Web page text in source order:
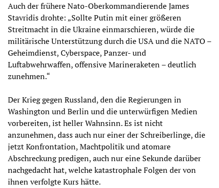
Auch der frühere Nato-Oberkommandierende James
Stavridis drohte: „Sollte Putin mit einer größeren
Streitmacht in die Ukraine einmarschieren, würde die
militärische Unterstützung durch die USA und die NATO –
Geheimdienst, Cyberspace, Panzer- und
Luftabwehrwaffen, offensive Marineraketen – deutlich
zunehmen.“
Der Krieg gegen Russland, den die Regierungen in
Washington und Berlin und die unterwürfigen Medien
vorbereiten, ist heller Wahnsinn. Es ist nicht
anzunehmen, dass auch nur einer der Schreiberlinge, die
jetzt Konfrontation, Machtpolitik und atomare
Abschreckung predigen, auch nur eine Sekunde darüber
nachgedacht hat, welche katastrophale Folgen der von
ihnen verfolgte Kurs hätte.